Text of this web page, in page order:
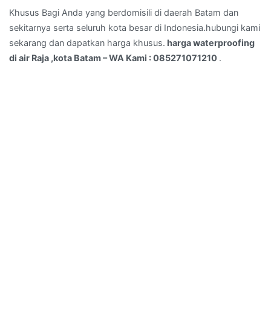
WA
Kami
:
085271071210
Khusus Bagi Anda yang berdomisili di daerah Batam dan
sekitarnya serta seluruh kota besar di Indonesia.hubungi kami
sekarang dan dapatkan harga khusus. harga waterproofing
di air Raja ,kota Batam – WA Kami : 085271071210 .